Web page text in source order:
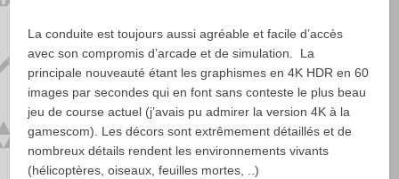
La conduite est toujours aussi agréable et facile d’accès
avec son compromis d’arcade et de simulation. La
principale nouveauté étant les graphismes en 4K HDR en 60
images par secondes qui en font sans conteste le plus beau
jeu de course actuel (j’avais pu admirer la version 4K à la
gamescom). Les décors sont extrêmement détaillés et de
nombreux détails rendent les environnements vivants
(hélicoptères, oiseaux, feuilles mortes, ..)